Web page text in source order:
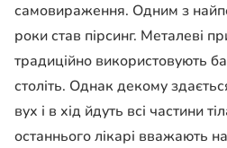
самовираження. Одним з
роки став пірсинг. Металеві
традиційно використовують
століть. Однак декому
вух і в хід йдуть всі частини
останнього лікарі вважають